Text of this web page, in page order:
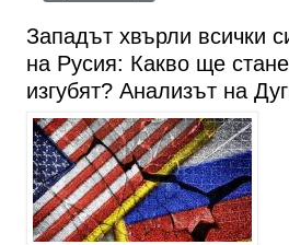
Западът хвърли всички
на Русия: Какво ще
изгубят? Анализът на